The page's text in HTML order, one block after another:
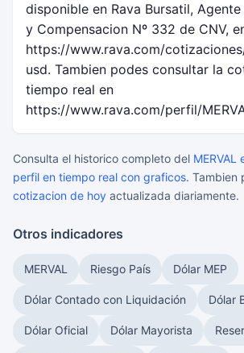
disponible en Rava Bursatil,
y Compensacion Nº 332 de CNV,
https://www.rava.com/
usd. Tambien podes consultar la
tiempo real en
https://www.rava.com/perfil/
Consulta el historico completo del MERVAL
perfil en tiempo real con graficos. Tambien
cotizacion de hoy actualizada diariamente.
Otros indicadores
MERVAL Riesgo País Dólar MEP
Dólar Contado con Liquidación Dólar
Dólar Oficial Dólar Mayorista